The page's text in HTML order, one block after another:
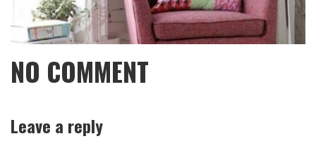
NO COMMENT
Leave a reply